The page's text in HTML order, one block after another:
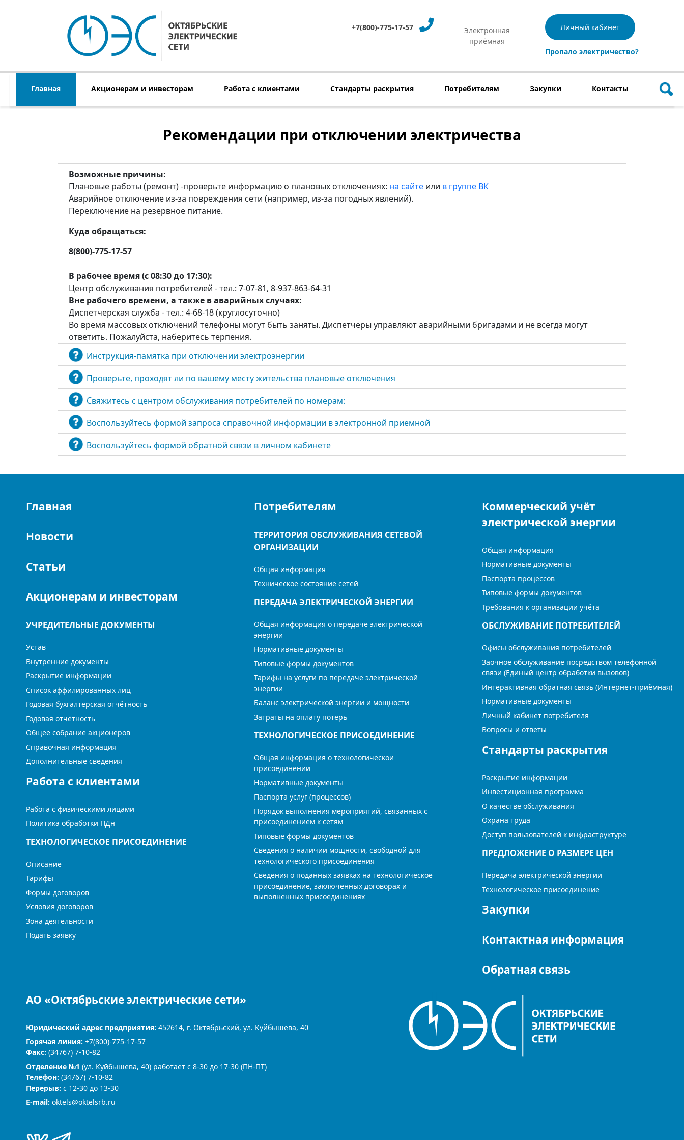
+7(800)-775-17-57
Электронная
приёмная
Личный кабинет
Пропало электричество?
Главная Акционерам и инвесторам Работа с клиентами Стандарты раскрытия Потребителям Закупки Контакты
Рекомендации при отключении электричества
Возможные причины:
Плановые работы (ремонт) -проверьте информацию о плановых отключениях: на сайте или в группе ВК
Аварийное отключение из-за повреждения сети (например, из-за погодных явлений).
Переключение на резервное питание.
Куда обращаться:
8(800)-775-17-57
В рабочее время (с 08:30 до 17:30):
Центр обслуживания потребителей - тел.: 7-07-81, 8-937-863-64-31
Вне рабочего времени, а также в аварийных случаях:
Диспетчерская служба - тел.: 4-68-18 (круглосуточно)
Во время массовых отключений телефоны могут быть заняты. Диспетчеры управляют аварийными бригадами и не всегда могут
ответить. Пожалуйста, наберитесь терпения.
Инструкция-памятка при отключении электроэнергии
Проверьте, проходят ли по вашему месту жительства плановые отключения
Свяжитесь с центром обслуживания потребителей по номерам:
Воспользуйтесь формой запроса справочной информации в электронной приемной
Воспользуйтесь формой обратной связи в личном кабинете
Главная
Новости
Статьи
Акционерам и инвесторам
УЧРЕДИТЕЛЬНЫЕ ДОКУМЕНТЫ
Устав
Внутренние документы
Раскрытие информации
Список аффилированных лиц
Годовая бухгалтерская отчётность
Годовая отчётность
Общее собрание акционеров
Справочная информация
Дополнительные сведения
Работа с клиентами
Работа с физическими лицами
Политика обработки ПДн
ТЕХНОЛОГИЧЕСКОЕ ПРИСОЕДИНЕНИЕ
Описание
Тарифы
Формы договоров
Условия договоров
Зона деятельности
Подать заявку
Потребителям
ТЕРРИТОРИЯ ОБСЛУЖИВАНИЯ СЕТЕВОЙ
ОРГАНИЗАЦИИ
Общая информация
Техническое состояние сетей
ПЕРЕДАЧА ЭЛЕКТРИЧЕСКОЙ ЭНЕРГИИ
Общая информация о передаче электрической
энергии
Нормативные документы
Типовые формы документов
Тарифы на услуги по передаче электрической
энергии
Баланс электрической энергии и мощности
Затраты на оплату потерь
ТЕХНОЛОГИЧЕСКОЕ ПРИСОЕДИНЕНИЕ
Общая информация о технологическои
присоединении
Нормативные документы
Паспорта услуг (процессов)
Порядок выполнения мероприятий, связанных с
присоединением к сетям
Типовые формы документов
Сведения о наличии мощности, свободной для
технологического присоединения
Сведения о поданных заявках на технологическое
присоединение, заключенных договорах и
выполненных присоединениях
Коммерческий учёт
электрической энергии
Общая информация
Нормативные документы
Паспорта процессов
Типовые формы документов
Требования к организации учёта
ОБСЛУЖИВАНИЕ ПОТРЕБИТЕЛЕЙ
Офисы обслуживания потребителей
Заочное обслуживание посредством телефонной
связи (Единый центр обработки вызовов)
Интерактивная обратная связь (Интернет-приёмная)
Нормативные документы
Личный кабинет потребителя
Вопросы и ответы
Стандарты раскрытия
Раскрытие информации
Инвестиционная программа
О качестве обслуживания
Охрана труда
Доступ пользователей к инфраструктуре
ПРЕДЛОЖЕНИЕ О РАЗМЕРЕ ЦЕН
Передача электрической энергии
Технологическое присоединение
Закупки
Контактная информация
Обратная связь
АО «Октябрьские электрические сети»
Юридический адрес предприятия: 452614, г. Октябрьский, ул. Куйбышева, 40
Горячая линия: +7(800)-775-17-57
Факс: (34767) 7-10-82
Отделение №1 (ул. Куйбышева, 40) работает с 8-30 до 17-30 (ПН-ПТ)
Телефон: (34767) 7-10-82
Перерыв: с 12-30 до 13-30
Е-mail: oktels@oktelsrb.ru